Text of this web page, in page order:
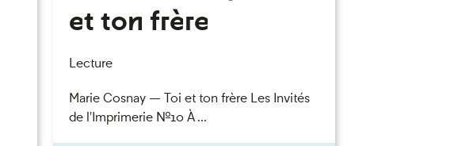
et ton frère
Lecture
Marie Cosnay — Toi et ton frère Les Invités
de l'Imprimerie n°10 À ...